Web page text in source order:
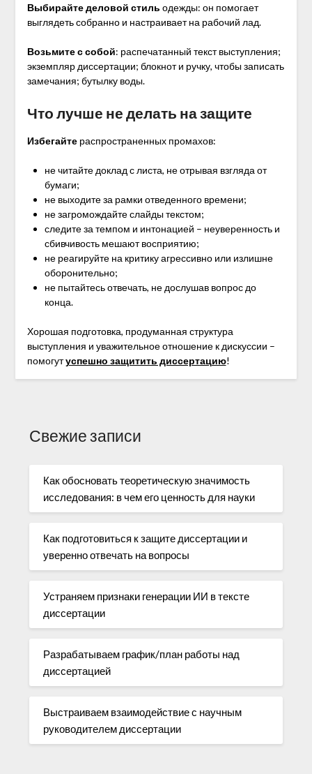
Выбирайте деловой стиль одежды: он помогает
выглядеть собранно и настраивает на рабочий лад.
Возьмите с собой: распечатанный текст выступления;
экземпляр диссертации; блокнот и ручку, чтобы записать
замечания; бутылку воды.
Что лучше не делать на защите
Избегайтераспространенных промахов:
не читайте доклад с листа, не отрывая взгляда от
бумаги;
не выходите за рамки отведенного времени;
не загромождайте слайды текстом;
следите за темпом и интонацией – неуверенность и
сбивчивость мешают восприятию;
не реагируйте на критику агрессивно или излишне
оборонительно;
не пытайтесь отвечать, не дослушав вопрос до
конца.
Хорошая подготовка, продуманная структура
выступления и уважительное отношение к дискуссии –
помогутуспешно защитить диссертацию!
Свежие записи
Как обосновать теоретическую значимость
исследования: в чем его ценность для науки
Как подготовиться к защите диссертации и
уверенно отвечать на вопросы
Устраняем признаки генерации ИИ в тексте
диссертации
Разрабатываем график/план работы над
диссертацией
Выстраиваем взаимодействие с научным
руководителем диссертации